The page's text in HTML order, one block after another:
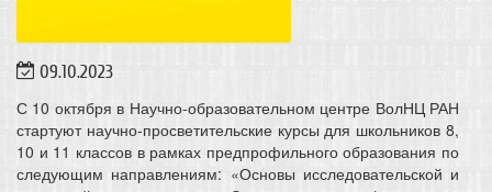
09.10.2023
С 10 октября в Научно-образовательном центре ВолНЦ РАН
стартуют научно-просветительские курсы для школьников 8,
10 и 11 классов в рамках предпрофильного образования по
следующим направлениям: «Основы исследовательской и